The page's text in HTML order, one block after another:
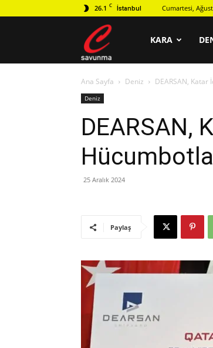
26.1 C İstanbul Cumartesi,
savunma
KARA
Ana Sayfa Deniz DEARSAN, Katar
Deniz
DEARSAN,
25 Aralık 2024
Paylaş